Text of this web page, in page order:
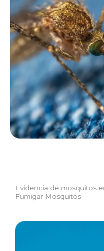
Evidencia de mosquitos
Fumigar Mosquitos